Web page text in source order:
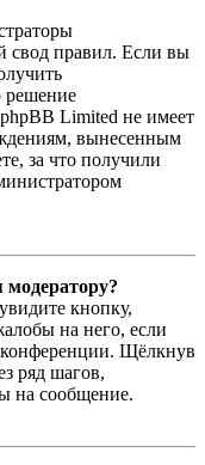
свод правил. Если вы
решение
Limited не имеет
вынесенным
за что получили
кнопку,
на него, если
конференции. Щёлкнув
ряд шагов,
на сообщение.